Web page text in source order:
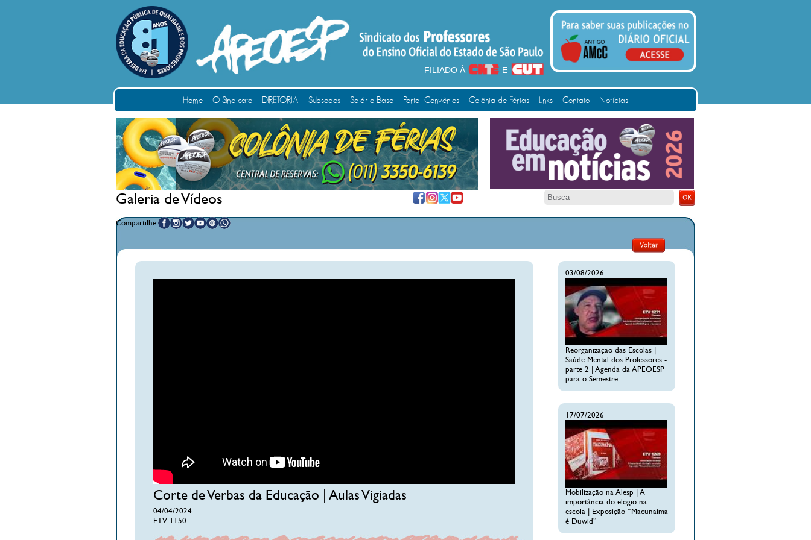
FILIADO À E
Home O Sindicato DIRETORIA Subsedes Salário Base Portal Convênios Colônia de Férias Links Contato Notícias
Galeria de Vídeos
Compartilhe:
Corte de Verbas da Educação | Aulas Vigiadas
04/04/2024
ETV 1150
03/08/2026
Reorganização das Escolas |
Saúde Mental dos Professores -
parte 2 | Agenda da APEOESP
para o Semestre
17/07/2026
Mobilização na Alesp | A
importância do elogio na
escola | Exposição “Macunaíma
é Duwid”